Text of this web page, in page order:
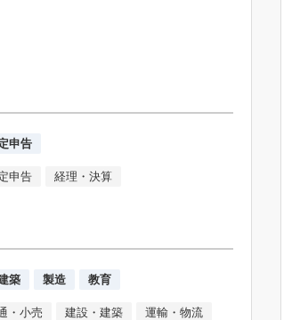
申告
申告 経理・決算
築 製造 教育
・小売 建設・建築
運輸・物流